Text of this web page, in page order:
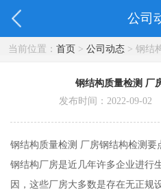
公司
当前位置： 首页> 公司动态> 钢结
钢结构质量检测 厂
发布时间：2022-09-
钢结构质量检测 厂房钢结构检测要
钢结构厂房是近几年许多企业进行
因，这些厂房大多数是存在无正规